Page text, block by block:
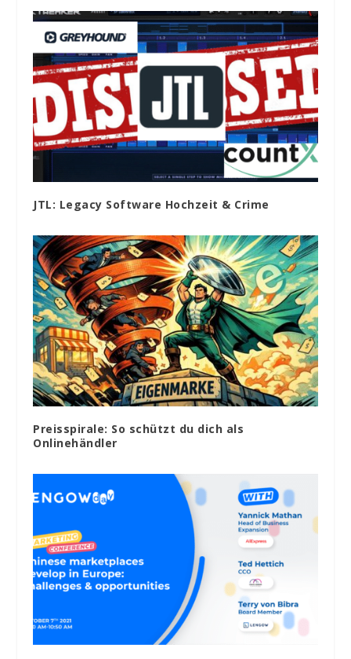
JTL: Legacy Software Hochzeit & Crime
Preisspirale: So schützt du dich als
Onlinehändler